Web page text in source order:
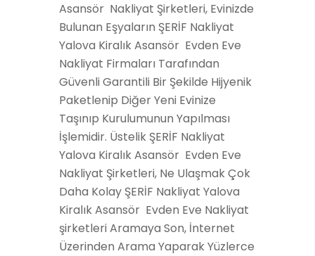
Asansör Nakliyat Şirketleri, Evinizde
Bulunan Eşyaların ŞERİF Nakliyat
Yalova Kiralık Asansör Evden Eve
Nakliyat Firmaları Tarafından
Güvenli Garantili Bir Şekilde Hijyenik
Paketlenip Diğer Yeni Evinize
Taşınıp Kurulumunun Yapılması
İşlemidir. Üstelik ŞERİF Nakliyat
Yalova Kiralık Asansör Evden Eve
Nakliyat Şirketleri, Ne Ulaşmak Çok
Daha Kolay ŞERİF Nakliyat Yalova
Kiralık Asansör Evden Eve Nakliyat
şirketleri Aramaya Son, İnternet
Üzerinden Arama Yaparak Yüzlerce